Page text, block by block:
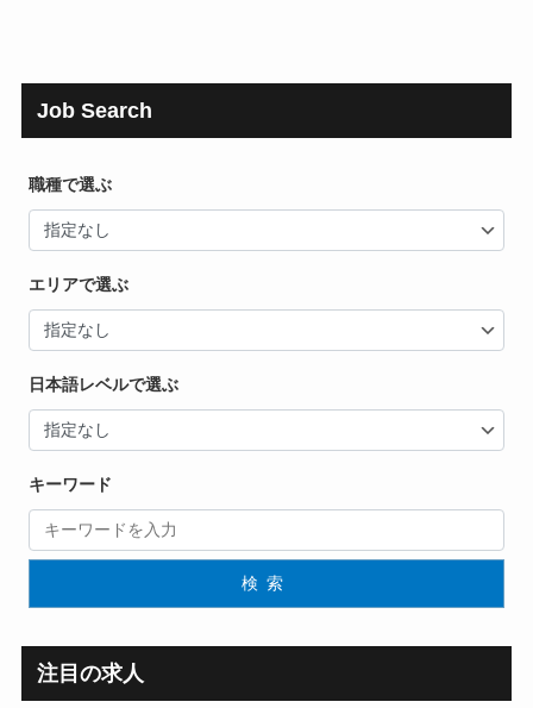
Job Search
職種で選ぶ
エリアで選ぶ
日本語レベルで選ぶ
キーワード
検索
注目の求人